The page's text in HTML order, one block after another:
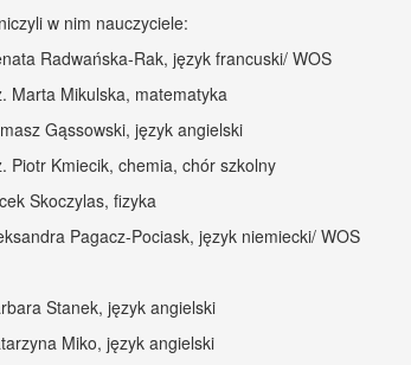
w nim nauczyciele:
Radwańska-Rak, język francuski/ WOS
Marta Mikulska, matematyka
Gąssowski, język angielski
Piotr Kmiecik, chemia, chór szkolny
Skoczylas, fizyka
Pagacz-Pociask, język niemiecki/ WOS
Stanek, język angielski
Miko, język angielski